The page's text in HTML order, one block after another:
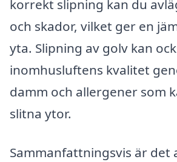
korrekt slipning kan du
och skador, vilket ger en
yta. Slipning av golv kan
inomhusluftens kvalitet
damm och allergener som
slitna ytor.
Sammanfattningsvis är det